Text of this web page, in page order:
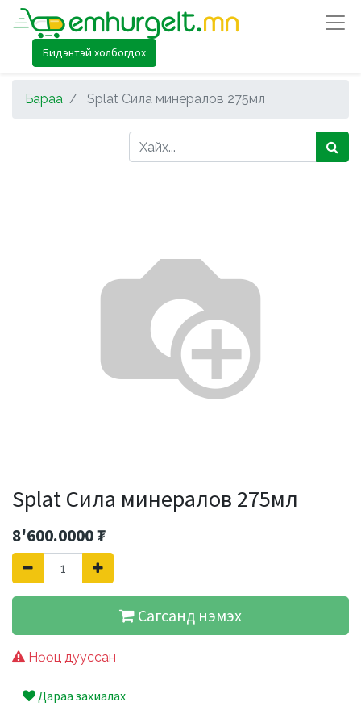
Бидэнтэй холбогдох
Бараа Splat Сила минералов 275мл
Splat Сила минералов 275мл
8'600.0000₮
Сагсанд нэмэх
Нөөц дууссан
Дараа захиалах